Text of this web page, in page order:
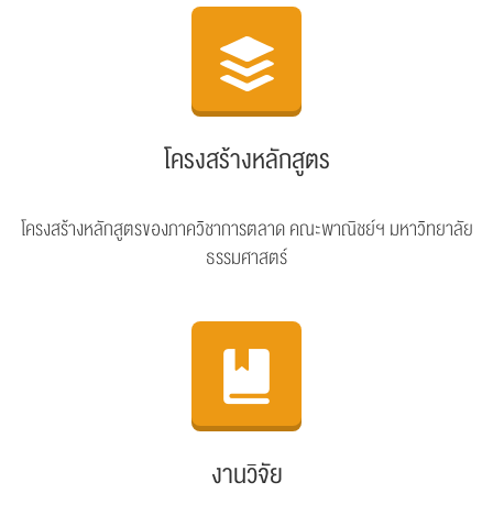
โครงสร้างหลักสูตร
โครงสร้างหลักสูตรของภาควิชาการตลาด คณะพาณิชย์ฯ มหาวิทยาลัย
ธรรมศาสตร์
งานวิจัย